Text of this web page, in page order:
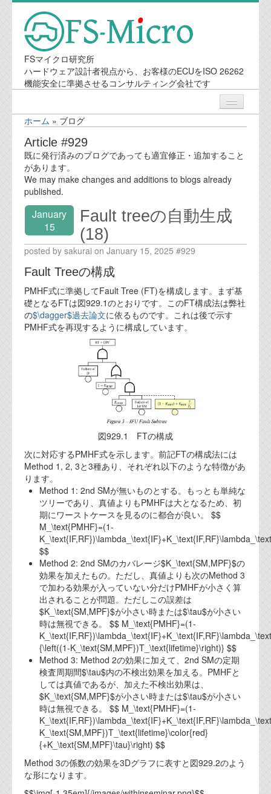
FSマイクロ研究所
ハードウェア設計者視点から、お客様のECUをISO 26262
機能安全に準拠させるコンサルティング会社です
ニュース
業務内容
会社案内
会社概要
オフィス
実績
機能安全ブログ
外部投稿記事
ブログテーマ
技術文書
ご希望の方は、お問い合わせページから
資料閲覧パスワードをお問い合わせ頂き
ログインをお願い致します。アカウント
名は"opendocument"です。
機能安全用語集
設計用語集
オンラインショップ
お問い合わせ
FAQ
お問い合わせフォーム
ホーム » ブログ
Article #929
既に発行済みのブログであっても適宜修正・追加すること
があります。
We may make changes and additions to blogs already
published.
January
15
Fault treeの自動生成
(18)
posted by sakurai on January 15, 2025 #929
Fault Treeの構成
PMHF式に準拠してFault Tree (FT)を構成します。まず基
礎となるFTは図929.1のとおりです。このFT構成法は弊社
の$\dagger$過去論文に依るものです。これは後で示す
PMHF式を再現するように構成しています。
図929.1 FTの構成
次に対応するPMHF式を示します。前記FTの構成法には
Method 1, 2, 3と3種あり、それぞれ以下のような特徴があ
ります。
Method 1: 2nd SMが無いものとする。もっとも単純な
ツリーであり、真値よりもPMHFは大となるため、初
期にワーストケースを見るのに都合が良い。 $$
M_\text{PMHF}=(1-
$$
Method 2: 2nd SMのカバレージ$K_\text{SM,MPF}$の
効果を加えたもの。ただし、真値よりも次のMethod 3
で加わる効果が入っていない分だけPMHFが小さく算
出されることが問題。ただしこの誤差は
$K_\text{SM,MPF}$が小さい時または$\tau$が小さい
時は無視できる。 $$ M_\text{PMHF}=(1-
{\left((1-K_\text{SM,MPF})T_\text{lifetime}\right)} $$
Method 3: Method 2の効果に加えて、2nd SMの定期
検査周期間$\tau$内の不検出効果を加える。PMHFと
しては真値であるが、加えた不検出効果は、
$K_\text{SM,MPF}$が小さい時または$\tau$が小さい
時は無視できる。 $$ M_\text{PMHF}=(1-
K_\text{SM,MPF})T_\text{lifetime}\color{red}
{+K_\text{SM,MPF}\tau}\right) $$
Method 3の係数の効果を3Dグラフに表すと図929.2のよう
な形になります。